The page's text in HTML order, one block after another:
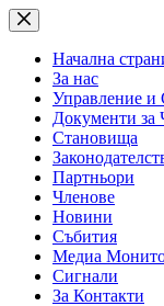
Skip
to
contentНачална
За нас
Управление и
Документи за
Становища
Партньори
Членове
Новини
Събития
Медиа
Сигнали
За Контакти